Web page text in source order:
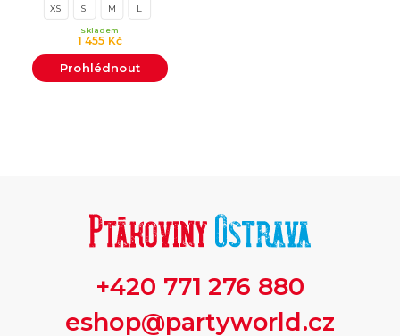
XS S M L
1 455 Kč
Skladem
Prohlédnout
+420 771 276 880
eshop@partyworld.cz